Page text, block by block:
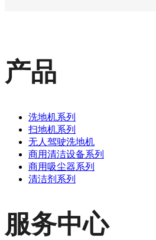
产品
洗地机系列
扫地机系列
无人驾驶洗地机
商用清洁设备系列
商用吸尘器系列
清洁剂系列
服务中心